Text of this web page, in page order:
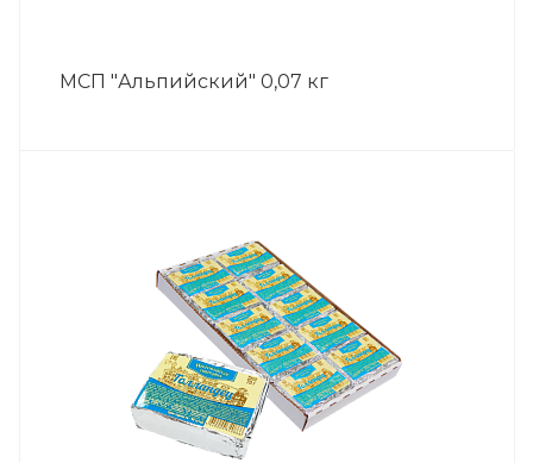
МСП "Альпийский" 0,07 кг